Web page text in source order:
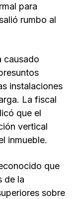
para
rumbo al
causado
instalaciones
La fiscal
que el
vertical
inmueble.
que
de la
sobre